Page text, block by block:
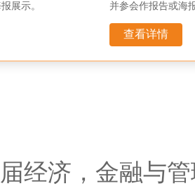
展示。
并参会作报告或海
查看详情
经济，金融与